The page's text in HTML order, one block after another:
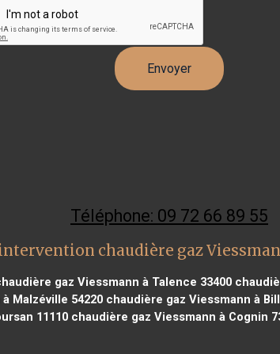
Téléphone: 09 72 66 89 55
chaudière gaz
gaz Viessmann à Talence 33400
Malzéville 54220chaudière gaz Viessmann à
11110chaudière gaz Viessmann à Cognin